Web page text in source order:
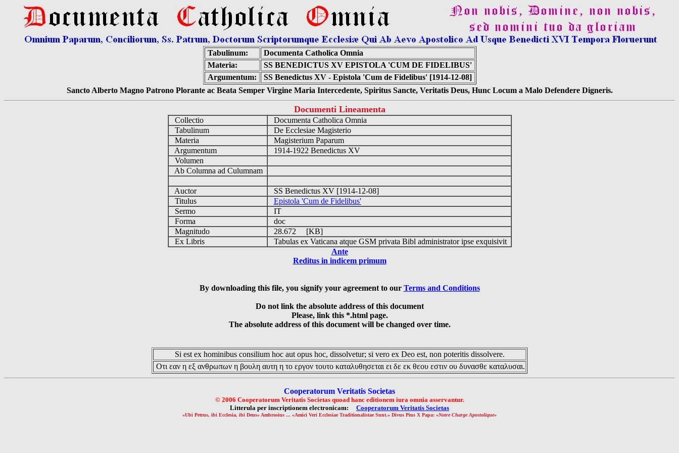
Tabulinum:
Documenta Catholica Omnia
Materia:
SS BENEDICTUS XV EPISTOLA 'CUM DE FIDELIBUS'
Argumentum:
SS Benedictus XV - Epistola 'Cum de Fidelibus' [1914-12-08]
Sancto Alberto Magno Patrono Plorante ac Beata Semper Virgine Maria Intercedente, Spiritus Sancte, Veritatis Deus, Hunc Locum a Malo Defendere Digneris.
Documenti Lineamenta
Collectio
Documenta Catholica Omnia
Tabulinum
De Ecclesiae Magisterio
Materia
Magisterium Paparum
Argumentum
1914-1922 Benedictus XV
Volumen
Ab Columna ad Culumnam
Auctor
SS Benedictus XV [1914-12-08]
Titulus
Epistola 'Cum de Fidelibus'
Sermo
IT
Forma
doc
Magnitudo
28.672 [KB]
Ex Libris
Tabulas ex Vaticana atque GSM privata Bibl administrator ipse exquisivit
Ante
Reditus in indicem primum
By downloading this file, you signify your agreement to our Terms and Conditions
Do not link the absolute address of this document
Please, link this *.html page.
The absolute address of this document will be changed over time.
Si est ex hominibus consilium hoc aut opus hoc, dissolvetur; si vero ex Deo est, non poteritis dissolvere.
Οτι εαν η εξ ανθρωπων η βουλη αυτη η το εργον τουτο καταλυθησεται ει δε εκ θεου εστιν ου δυνασθε καταλυσαι.
Cooperatorum Veritatis Societas
© 2006 Cooperatorum Veritatis Societas quoad hanc editionem iura omnia asservantur.
Litterula per inscriptionem electronicam: Cooperatorum Veritatis Societas
«Ubi Petrus, ibi Ecclesia, ibi Deus» Ambrosius ... «Amici Veri Ecclesiae Traditionalistae Sunt.» Divus Pius X Papa: «Notre Charge Apostolique»